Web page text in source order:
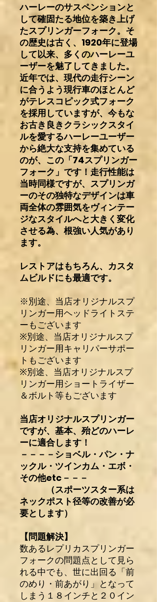
ハーレーのサスペンションと
して確固たる地位を築き上げ
たスプリンガーフォーク。そ
の歴史は古く、1920年に登場
して以来、多くのハーレーユ
ーザーを魅了してきました。
近年では、現代の走行シーン
に合うよう現行車のほとんど
がテレスコピック式フォーク
を採用していますが、今もな
お古き良きクラシックスタイ
ルを愛するハーレーユーザー
から絶大な支持を集めている
のが、この「74スプリンガー
フォーク」です！走行性能は
当時同様ですが、スプリンガ
ーのその独特なデザインは車
両全体の雰囲気をヴィンテー
ジなスタイルへと大きく変化
させる為、根強い人気があり
ます。
レストアはもちろん、カスタ
ムビルドにも最適です。
※別途、当店オリジナルスプ
リンガー用ヘッドライトステ
ーもございます
※別途、当店オリジナルスプ
リンガー用キャリパーサポー
トもございます
※別途、当店オリジナルスプ
リンガー用ショートライザー
＆ボルト等もございます
当店オリジナルスプリンガー
ですが、基本、殆どのハーレ
ーに適合します！
－－－－ショベル・パン・ナ
ックル・ツインカム・エボ・
その他etc－－－
（スポーツスター系は
ネックポスト径等の改善が必
要とします）
【問題解決】
数あるレプリカスプリンガー
フォークの問題点として見ら
れる中でも、世に出回る「前
のめり・前あがり」となって
しまう１８インチと２０イン